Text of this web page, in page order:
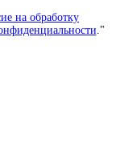
на обработку
."